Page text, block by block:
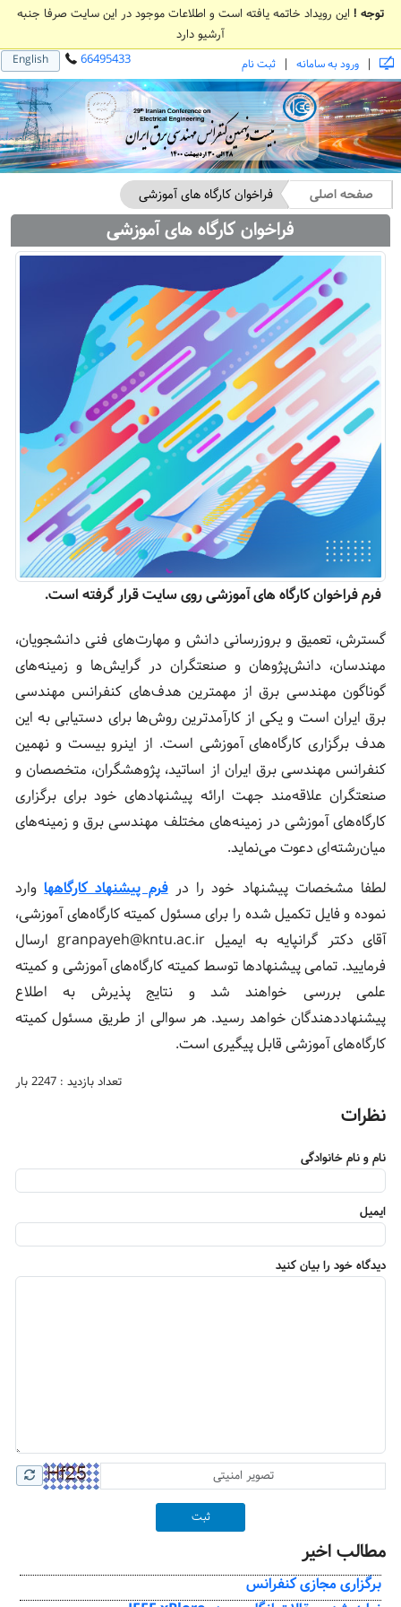
توجه ! این رویداد خاتمه یافته است و اطلاعات موجود در این سایت صرفا جنبه
آرشیو دارد
English 66495433 | ورود به سامانه | ثبت نام
صفحه اصلی فراخوان کارگاه های آموزشی
فراخوان کارگاه های آموزشی
فرم فراخوان کارگاه های آموزشی روی سایت قرار گرفته است.
گسترش، تعمیق و بروزرسانی دانش و مهارت‌های فنی دانشجویان،
مهندسان، دانش‌پژوهان و صنعتگران در گرایش‌ها و زمینه‌های
گوناگون مهندسی برق از مهمترین هدف‌های کنفرانس مهندسی
برق ایران است و یکی از کارآمدترین روش‌ها برای دستیابی به این
هدف برگزاری کارگاه‌های آموزشی است. از این‏رو بیست و نهمین
کنفرانس مهندسی برق ایران از اساتید، پژوهشگران، متخصصان و
صنعتگران علاقه‌مند جهت ارائه پیشنهادهای خود برای برگزاری
کارگاه‌های آموزشی در زمینه‌های مختلف مهندسی برق و زمینه‌های
میان‌رشته‌ای دعوت می‌نماید.
لطفا مشخصات پیشنهاد خود را درفرم پیشنهاد کارگاه‏‏هاوارد
نموده و فایل تکمیل شده را برای مسئول کمیته کارگاه‌های آموزشی،
آقای دکتر گرانپایه به ایمیل granpayeh@kntu.ac.ir ارسال
فرمایید. تمامی پیشنهادها توسط کمیته کارگاه‌های آموزشی و کمیته
علمی بررسی خواهند شد و نتایج پذیرش به اطلاع
پیشنهاددهندگان خواهد رسید. هر سوالی از طریق مسئول کمیته
کارگاه‌های آموزشی قابل پیگیری است.
تعداد بازدید : 2247 بار
نظرات
نام و نام خانوادگی
ایمیل
دیدگاه خود را بیان کنید
ثبت
مطالب اخیر
برگزاری مجازی کنفرانس